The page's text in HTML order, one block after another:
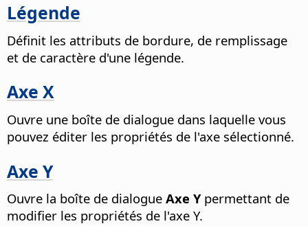
Légende
Définit les attributs de bordure, de remplissage
et de caractère d'une légende.
Axe X
Ouvre une boîte de dialogue dans laquelle vous
pouvez éditer les propriétés de l'axe sélectionné.
Axe Y
Ouvre la boîte de dialogue Axe Ypermettant de
modifier les propriétés de l'axe Y.